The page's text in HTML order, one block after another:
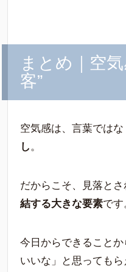
まとめ｜空
客”
空気感は、言葉ではな
し 。
だからこそ、見落と
結する大きな要素です
今日からできること
いいな」と思っても